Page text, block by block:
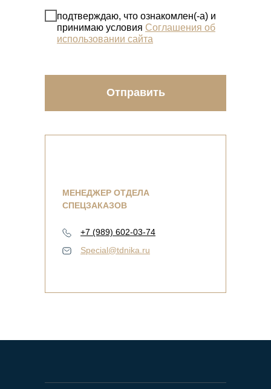
МЕНЕДЖЕР ОТДЕЛА
СПЕЦЗАКАЗОВ
+7 (989) 602-03-74
Special@tdnika.ru
подтверждаю, что ознакомлен(-а) и
принимаю условия Соглашения об
использовании сайта
Отправить